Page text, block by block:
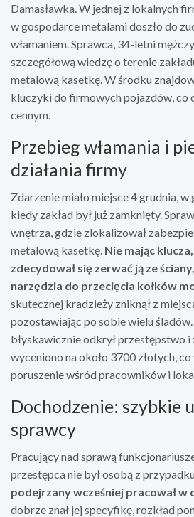
Damasławka. W jednej z lokalnych
w gospodarce metalami doszło do
włamaniem. Sprawca, 34-letni
szczegółową wiedzę o terenie
metalową kasetkę. W środku
kluczyki do firmowych pojazdów, co
cennym.
Przebieg włamania i
działania firmy
Zdarzenie miało miejsce 4 grudnia,
kiedy zakład był już zamknięty.
wnętrza, gdzie zlokalizował
metalową kasetkę. Nie mając
zdecydował się zerwać ją ze
narzędzia do przecięcia kołków
skutecznej kradzieży zniknął z
pozostawiając po sobie wielu
błyskawicznie odkrył przestępstwo i
wyceniono na około 3700 złotych, co
poruszenie wśród pracowników i
Dochodzenie: szybkie
sprawcy
Pracujący nad sprawą
przestępca nie był osobą z
podejrzany wcześniej pracował
dobrze znał jej specyfikę, rozkład